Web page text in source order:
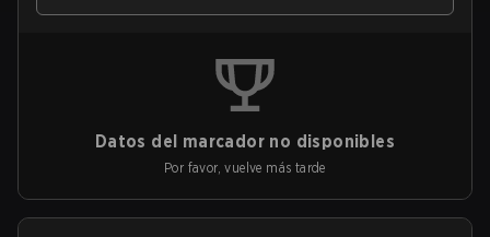
Datos del marcador no disponibles
Por favor, vuelve más tarde